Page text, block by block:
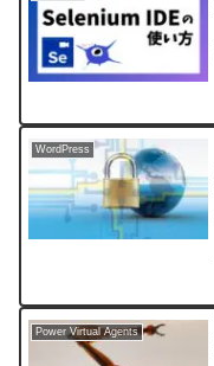
WordPress
Power Virtual Agents